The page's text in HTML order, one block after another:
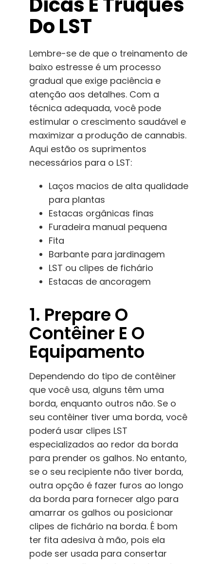
Do LST
Lembre-se de que o treinamento de
baixo estresse é um processo
gradual que exige paciência e
atenção aos detalhes. Com a
técnica adequada, você pode
estimular o crescimento saudável e
maximizar a produção de cannabis.
Aqui estão os suprimentos
necessários para o LST:
Laços macios de alta qualidade
para plantas
Estacas orgânicas finas
Furadeira manual pequena
Fita
Barbante para jardinagem
LST ou clipes de fichário
Estacas de ancoragem
1. Prepare O
Contêiner E O
Equipamento
Dependendo do tipo de contêiner
que você usa, alguns têm uma
borda, enquanto outros não. Se o
seu contêiner tiver uma borda, você
poderá usar clipes LST
especializados ao redor da borda
para prender os galhos. No entanto,
se o seu recipiente não tiver borda,
outra opção é fazer furos ao longo
da borda para fornecer algo para
amarrar os galhos ou posicionar
clipes de fichário na borda. É bom
ter fita adesiva à mão, pois ela
pode ser usada para consertar